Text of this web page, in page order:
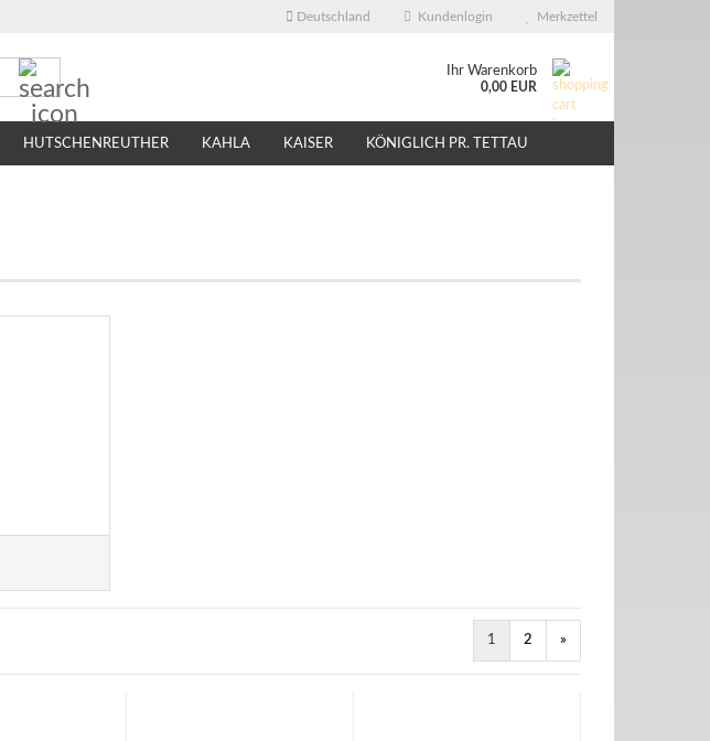
Deutschland Kundenlogin Merkzettel
Ihr Warenkorb
0,00 EUR
HUTSCHENREUTHER KAHLA KAISER KÖNIGLICH PR. TETTAU
1 2 »